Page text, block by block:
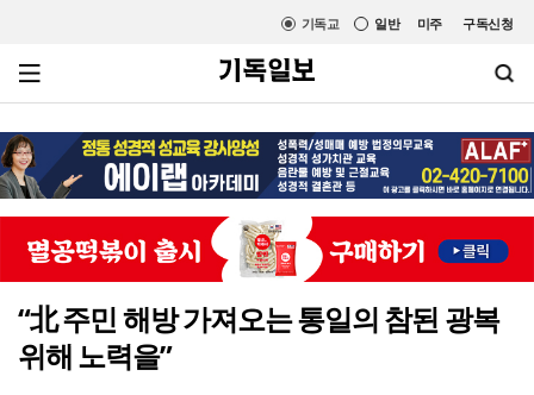
미주 구독신청
일반
기독교
“北 주민 해방 가져오는 통일의 참된 광복
위해 노력을”